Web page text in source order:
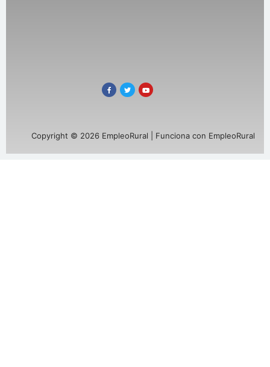
Copyright © 2026 EmpleoRural | Funciona con EmpleoRural